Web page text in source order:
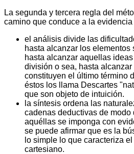
La segunda y tercera regla del
camino que conduce a la evidencia
el análisis divide las
hasta alcanzar los elementos
hasta alcanzar aquellas
división o sea, hasta
constituyen el último término
éstos los llama Descartes
que son objeto de intuición.
la síntesis ordena las
cadenas deductivas de modo
aquéllas se imponga con
se puede afirmar que es la
lo simple lo que caracteriza
cartesiano.